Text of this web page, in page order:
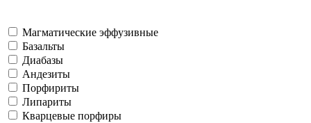
Магматические эффузивные
Базальты
Диабазы
Андезиты
Порфириты
Липариты
Кварцевые порфиры